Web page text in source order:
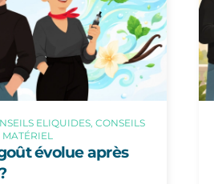
ELIQUIDES, CONSEILS
évolue après